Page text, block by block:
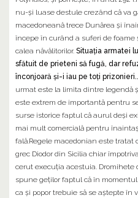
nu-și luase destule crezând că va
macedoneană trece Dunărea și
începe în curând a suferi de foame
calea năvălitorilor. Situația armatei
sfătuit de prieteni să fugă, dar
înconjoară și-i iau pe toți
urmat este la limita dintre legendă
este extrem de importantă pentru
surse istorice faptul că aurul deși
mai mult comercială pentru
fală.Regele macedonian este tratat
grec Diodor din Sicilia chiar
cerut execuția acestuia. Dromihete
spune geților faptul că în
ca și popor trebuie să se aștepte în